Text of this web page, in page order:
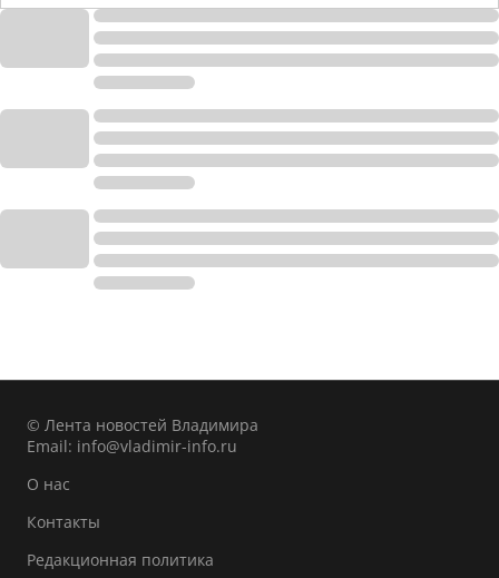
© Лента новостей Владимира
Email: info@vladimir-info.ru
О нас
Контакты
Редакционная политика